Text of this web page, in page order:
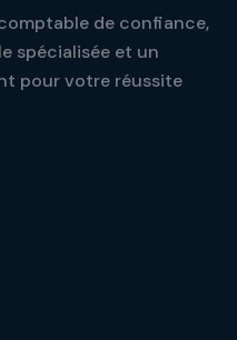
de confiance,
spécialisée et un
pour votre réussite